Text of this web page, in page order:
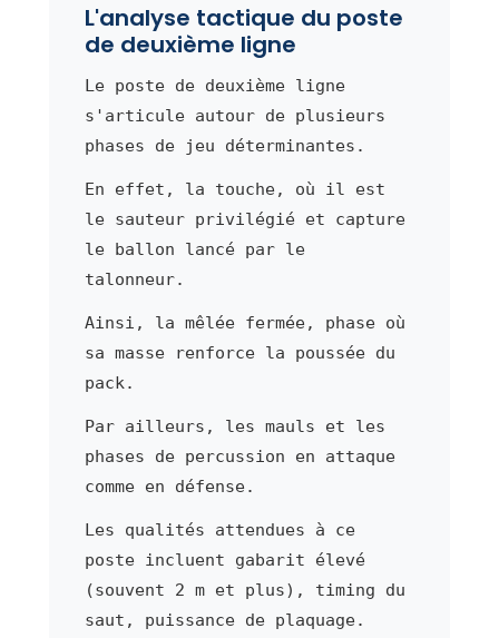
L'analyse tactique du poste
de deuxième ligne
Le poste de deuxième ligne
s'articule autour de plusieurs
phases de jeu déterminantes.
En effet, la touche, où il est
le sauteur privilégié et capture
le ballon lancé par le
talonneur.
Ainsi, la mêlée fermée, phase où
sa masse renforce la poussée du
pack.
Par ailleurs, les mauls et les
phases de percussion en attaque
comme en défense.
Les qualités attendues à ce
poste incluent gabarit élevé
(souvent 2 m et plus), timing du
saut, puissance de plaquage.